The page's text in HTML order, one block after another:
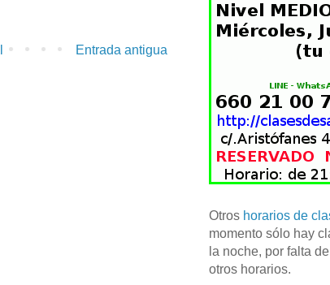
Entrada antigua
Otros horarios de
momento sólo hay
la noche, por falta
otros horarios.